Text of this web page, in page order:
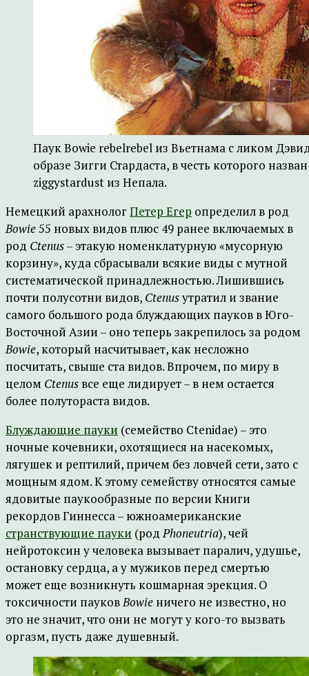
Паук Bowie rebelrebel из Вьетнама с ликом
образе Зигги Стардаста, в честь которого
ziggystardust из Непала.
Немецкий арахнолог Петер Егер определил в род
Bowie55 новых видов плюс 49 ранее включаемых в
род Ctenus– этакую номенклатурную «мусорную
корзину», куда сбрасывали всякие виды с мутной
систематической принадлежностью. Лишившись
почти полусотни видов, Ctenusутратил и звание
самого большого рода блуждающих пауков в Юго-
Восточной Азии – оно теперь закрепилось за родом
Bowie, который насчитывает, как несложно
посчитать, свыше ста видов. Впрочем, по миру в
целом Ctenus все еще лидирует – в нем остается
более полутораста видов.
Блуждающие пауки (семейство Ctenidae) – это
ночные кочевники, охотящиеся на насекомых,
лягушек и рептилий, причем без ловчей сети, зато с
мощным ядом. К этому семейству относятся самые
ядовитые паукообразные по версии Книги
рекордов Гиннесса – южноамериканские
странствующие пауки (родPhoneutria), чей
нейротоксин у человека вызывает паралич, удушье,
остановку сердца, а у мужиков перед смертью
может еще возникнуть кошмарная эрекция. О
токсичности пауковBowie ничего не известно, но
это не значит, что они не могут у кого-то вызвать
оргазм, пусть даже душевный.